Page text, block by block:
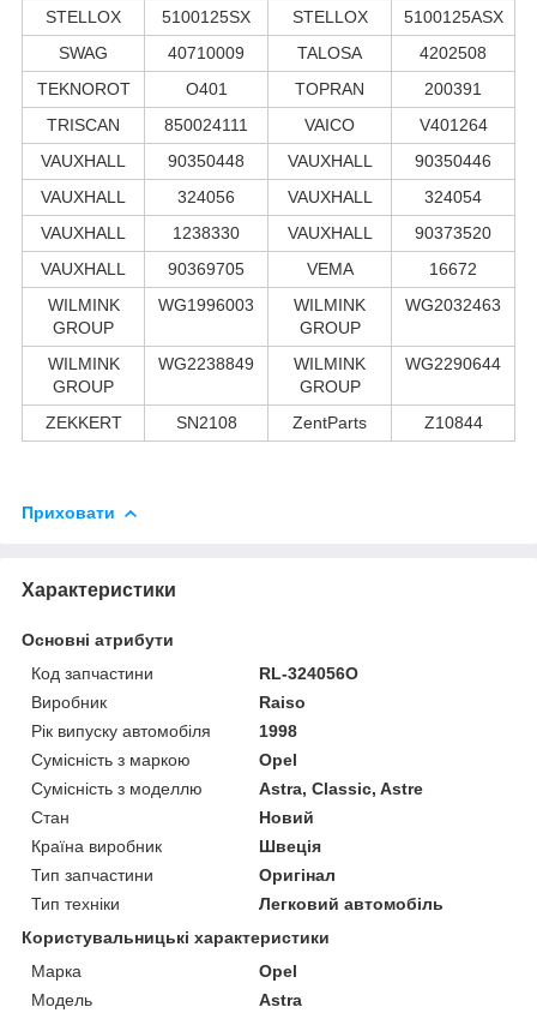
STELLOX
5100125SX STELLOX
5100125ASX
SWAG
40710009 TALOSA
4202508
TEKNOROT
O401 TOPRAN
200391
TRISCAN
850024111 VAICO
V401264
VAUXHALL
90350448 VAUXHALL
90350446
VAUXHALL
324056 VAUXHALL
324054
VAUXHALL
1238330 VAUXHALL
90373520
VAUXHALL
90369705 VEMA
16672
WILMINK
GROUP
WG1996003
WILMINK
GROUP
WG2032463
WILMINK
GROUP
WG2238849
WILMINK
GROUP
WG2290644
ZEKKERT SN2108 ZentParts Z10844
Приховати
Характеристики
Основні атрибути
Код запчастини
RL-324056O
Виробник
Raiso
Рік випуску автомобіля
1998
Сумісність з маркою
Opel
Сумісність з моделлю
Astra, Classic, Astre
Стан
Новий
Країна виробник
Швеція
Тип запчастини
Оригінал
Тип техніки
Легковий автомобіль
Користувальницькі характеристики
Марка
Opel
Мoдель
Astra